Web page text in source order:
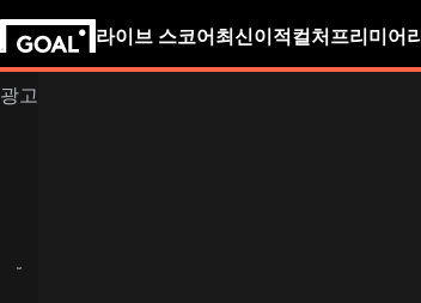
라이브 스코어 최신이적 컬처 프리미어